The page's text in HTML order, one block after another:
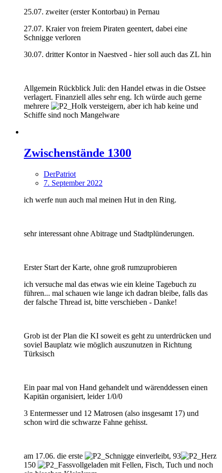
25.07. zweiter (erster Kontorbau) in Pernau
27.07. Kraier von freiem Piraten geentert, dabei eine
Schnigge verloren
30.07. dritter Kontor in Naestved - hier soll auch das ZL hin
Allgemein Rückblick Juli: den Handel etwas in die Ostsee
verlagert. Finanziell alles sehr eng. Ich würde auch gerne
mehrere
versteigern, aber ich hab keine und
Schiffe sind noch Mangelware
Zwischenstände 1300
DerPatriot
7. September 2022
ich werfe nun auch mal meinen Hut in den Ring.
sehr interessant ohne Abitrage und Stadtplünderungen.
Erster Start der Karte, ohne groß rumzuprobieren
ich versuche mal das etwas wie ein kleine Tagebuch zu
führen... mal schauen wie lange ich dadran bleibe, falls das
der falsche Thread ist, bitte verschieben - Danke!
Grob ist der Plan die KI soweit es geht zu unterdrücken und
soviel Bauplatz wie möglich auszunutzen in Richtung
Türksisch
Ein paar mal von Hand gehandelt und wärenddessen einen
Kapitän organisiert, leider 1/0/0
3 Entermesser und 12 Matrosen (also insgesamt 17) und
schon wird die schwarze Fahne gehisst.
am 17.06. die erste
einverleibt, 93
150
vollgeladen mit Fellen, Fisch, Tuch und noch